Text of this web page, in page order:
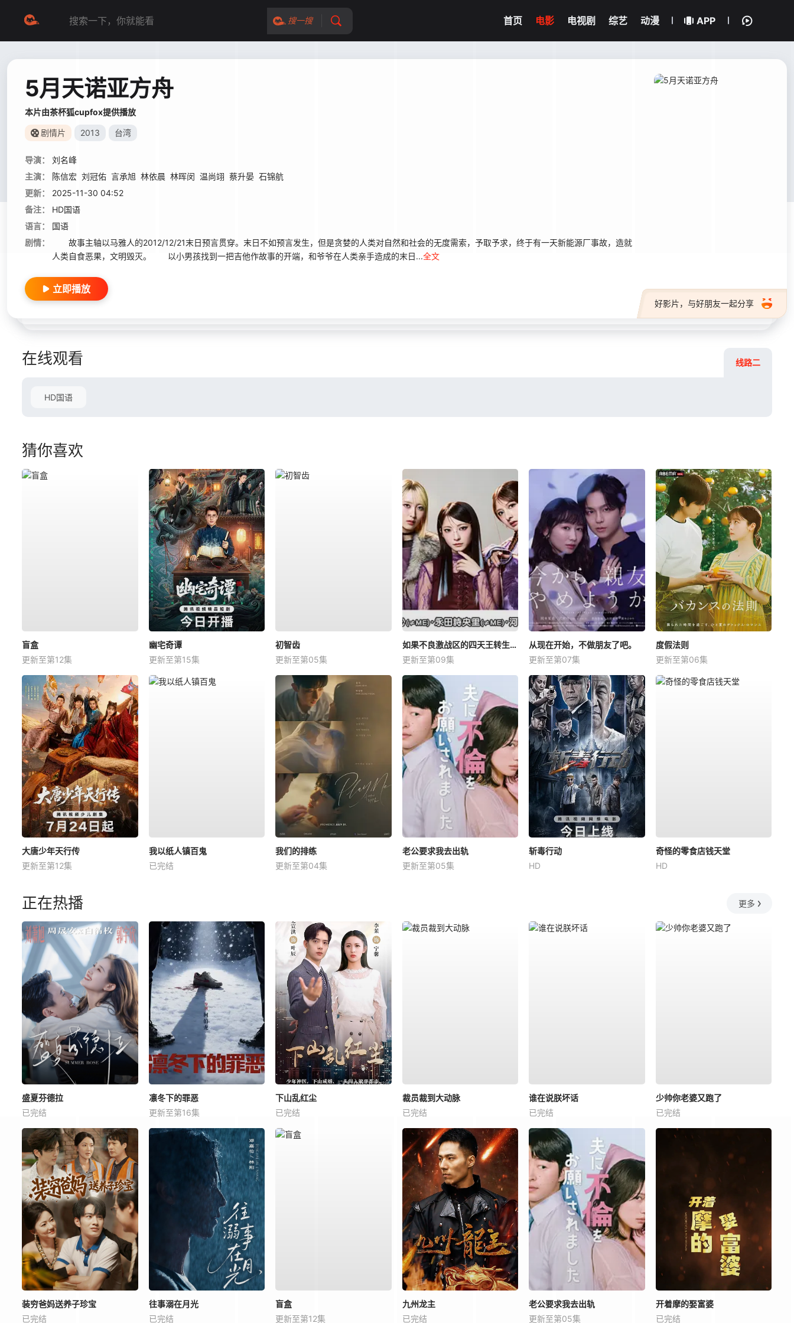
搜一搜 首页 电影 电视剧 综艺 动漫 APP
5月天诺亚方舟
本片由茶杯狐cupfox提供播放
剧情片 2013 台湾
导演：
刘名峰
主演：
陈信宏 刘冠佑 言承旭 林依晨 林晖闵 温尚翊 蔡升晏 石锦航
更新：
2025-11-30 04:52
备注：
HD国语
语言：
国语
剧情：
故事主轴以马雅人的2012/12/21末日预言贯穿。末日不如预言发生，但是贪婪的人类对自然和社会的无度需索，予取予求，终于有一天新能源厂事故，造就
人类自食恶果，文明毁灭。 以小男孩找到一把吉他作故事的开端，和爷爷在人类亲手造成的末日...全文
好影片，与好朋友一起分享
立即播放
在线观看 线路二
HD国语
猜你喜欢
盲盒
更新至第12集
幽宅奇谭
更新至第15集
初智齿
更新至第05集
如果不良激战区的四天王转生成了偶像团体？
更新至第09集
从现在开始，不做朋友了吧。
更新至第07集
度假法则
更新至第06集
大唐少年天行传
更新至第12集
我以纸人镇百鬼
已完结
我们的排练
更新至第04集
老公要求我去出轨
更新至第05集
斩毒行动
HD
奇怪的零食店钱天堂
HD
正在热播 更多
盛夏芬德拉
已完结
凛冬下的罪恶
更新至第16集
下山乱红尘
已完结
裁员裁到大动脉
已完结
谁在说朕坏话
已完结
少帅你老婆又跑了
已完结
装穷爸妈送养子珍宝
已完结
往事溺在月光
已完结
盲盒
更新至第12集
九州龙主
已完结
老公要求我去出轨
更新至第05集
开着摩的娶富婆
已完结